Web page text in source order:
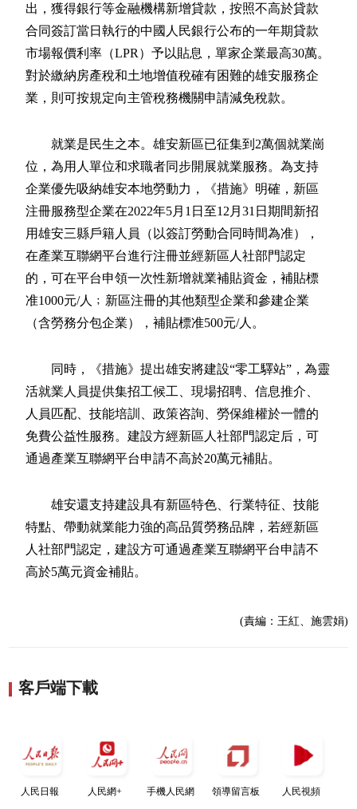
出，獲得銀行等金融機構新增貸款，按照不高於貸款
合同簽訂當日執行的中國人民銀行公布的一年期貸款
市場報價利率（LPR）予以貼息，單家企業最高30萬。
對於繳納房產稅和土地增值稅確有困難的雄安服務企
業，則可按規定向主管稅務機關申請減免稅款。
就業是民生之本。雄安新區已征集到2萬個就業崗
位，為用人單位和求職者同步開展就業服務。為支持
企業優先吸納雄安本地勞動力，《措施》明確，新區
注冊服務型企業在2022年5月1日至12月31日期間新招
用雄安三縣戶籍人員（以簽訂勞動合同時間為准），
在產業互聯網平台進行注冊並經新區人社部門認定
的，可在平台申領一次性新增就業補貼資金，補貼標
准1000元/人﹔新區注冊的其他類型企業和參建企業
（含勞務分包企業），補貼標准500元/人。
同時，《措施》提出雄安將建設“零工驛站”，為靈
活就業人員提供集招工候工、現場招聘、信息推介、
人員匹配、技能培訓、政策咨詢、勞保維權於一體的
免費公益性服務。建設方經新區人社部門認定后，可
通過產業互聯網平台申請不高於20萬元補貼。
雄安還支持建設具有新區特色、行業特征、技能
特點、帶動就業能力強的高品質勞務品牌，若經新區
人社部門認定，建設方可通過產業互聯網平台申請不
高於5萬元資金補貼。
(責編：王紅、施雲娟)
客戶端下載
人民日報 人民網+ 手機人民網 領導留言板 人民視頻